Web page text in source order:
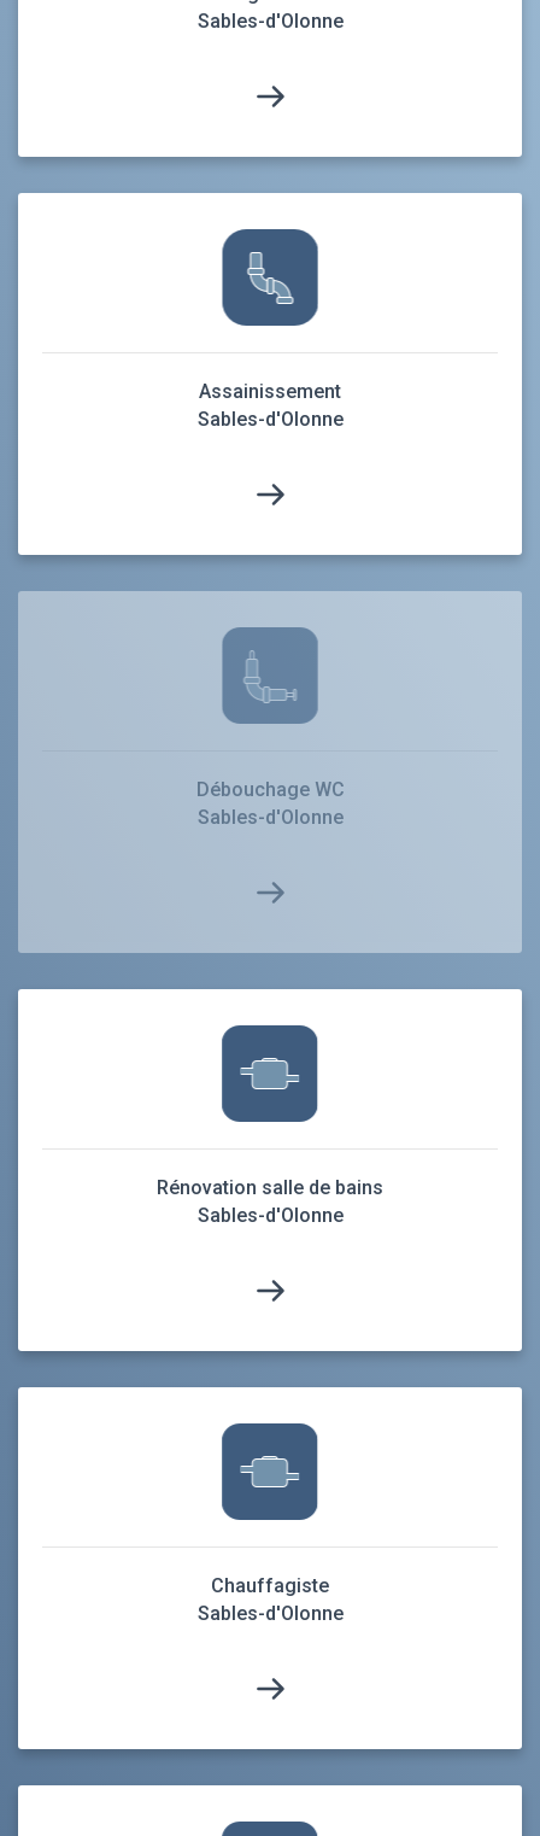
Sables-d'Olonne
Assainissement
Sables-d'Olonne
Débouchage WC
Sables-d'Olonne
Rénovation salle de bains
Sables-d'Olonne
Chauffagiste
Sables-d'Olonne